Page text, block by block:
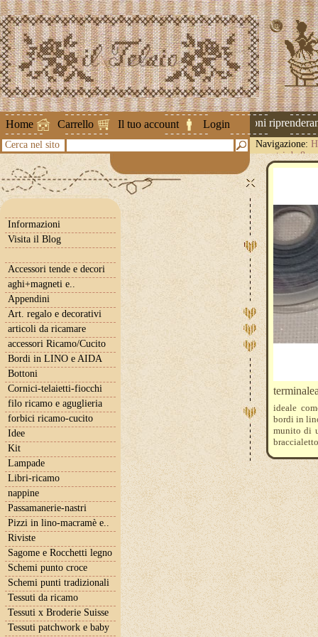
Home Carrello Il tuo account Login
Attenzione ! Le spedizioni
Cerca nel sito Navigazione:
o nastri da 8
Informazioni
Visita il Blog
Accessori tende e decori
aghi+magneti e..
Appendini
Art. regalo e decorativi
articoli da ricamare
accessori Ricamo/Cucito
Bordi in LINO e AIDA
Bottoni
Cornici-telaietti-fiocchi
filo ricamo e aguglieria
forbici ricamo-cucito
Idee
Kit
Lampade
Libri-ricamo
nappine
Passamanerie-nastri
Pizzi in lino-macramè e..
Riviste
Sagome e Rocchetti legno
Schemi punto croce
Schemi punti tradizionali
Tessuti da ricamo
Tessuti x Broderie Suisse
Tessuti patchwork e baby
ideale
bordi in
munito di